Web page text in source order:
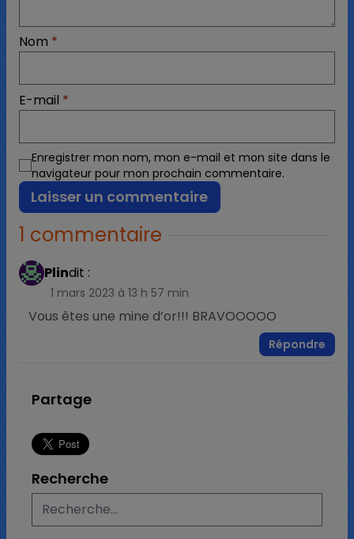
Nom *
E-mail *
Enregistrer mon nom, mon e-mail et mon site dans le
navigateur pour mon prochain commentaire.
1 commentaire
Plindit :
1 mars 2023 à 13 h 57 min
Vous êtes une mine d’or!!! BRAVOOOOO
Répondre
Partage
Recherche